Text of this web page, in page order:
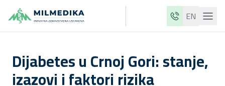
EN
Naše klinike
Usluge
Dijabetes u Crnoj Gori: stanje,
izazovi i faktori rizika